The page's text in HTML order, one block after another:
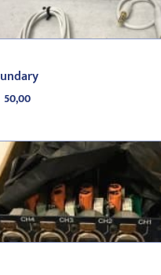
€140,00.
50,00Huidige
€50,00.